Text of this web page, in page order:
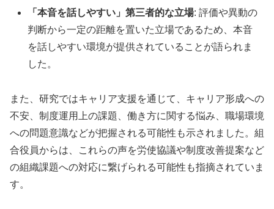
「本音を話しやすい」第三者的な立場: 評価や異動の
判断から一定の距離を置いた立場であるため、本音
を話しやすい環境が提供されていることが語られま
した。
また、研究ではキャリア支援を通じて、キャリア形成への
不安、制度運用上の課題、働き方に関する悩み、職場環境
への問題意識などが把握される可能性も示されました。組
合役員からは、これらの声を労使協議や制度改善提案など
の組織課題への対応に繋げられる可能性も指摘されていま
す。